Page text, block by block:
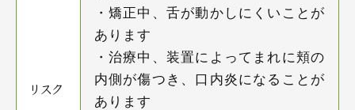
リスク
・矯正中、舌が動かしにくいことが
あります
・治療中、装置によってまれに頬の
内側が傷つき、口内炎になることが
あります